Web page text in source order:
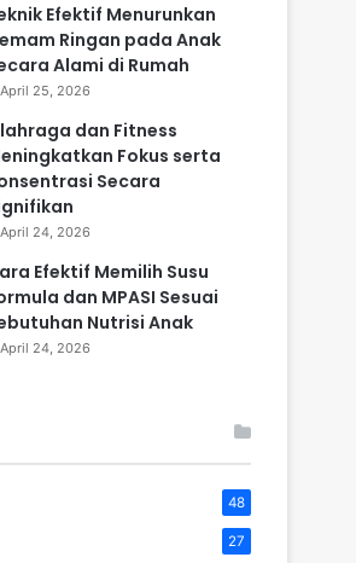
Efektif Menurunkan
Ringan pada Anak
Alami di Rumah
April 25, 2026
dan Fitness
Fokus serta
Secara
April 24, 2026
Efektif Memilih Susu
dan MPASI Sesuai
Nutrisi Anak
April 24, 2026
48
27